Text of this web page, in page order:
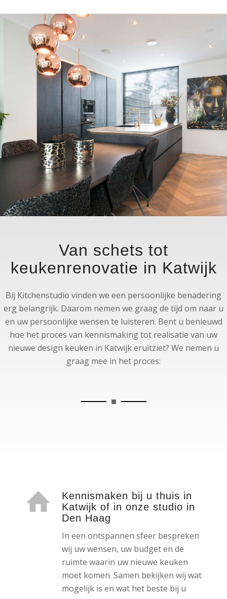
Van schets tot
keukenrenovatie in Katwijk
Bij Kitchenstudio vinden we een persoonlijke benadering
erg belangrijk. Daarom nemen we graag de tijd om naar u
en uw persoonlijke wensen te luisteren. Bent u benieuwd
hoe het proces van kennismaking tot realisatie van uw
nieuwe design keuken in Katwijk eruitziet? We nemen u
graag mee in het proces:
Kennismaken bij u thuis in
Katwijk of in onze studio in
Den Haag
In een ontspannen sfeer bespreken
wij uw wensen, uw budget en de
ruimte waarin uw nieuwe keuken
moet komen. Samen bekijken wij wat
mogelijk is en wat het beste bij u